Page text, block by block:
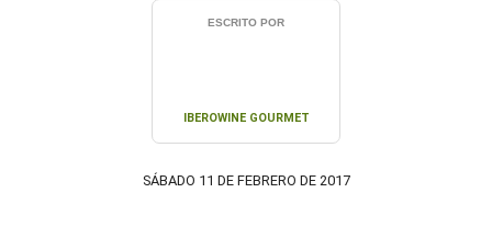
ESCRITO POR
IBEROWINE GOURMET
SÁBADO 11 DE FEBRERO DE 2017